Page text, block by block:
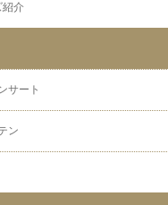
紹介
サート
ン